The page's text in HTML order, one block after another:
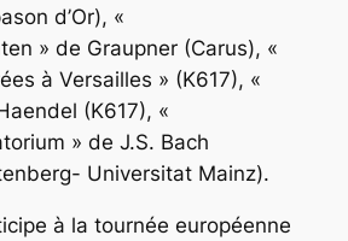
d’Or), «
» de Graupner (Carus), «
à Versailles » (K617), «
(K617), «
» de J.S. Bach
Universitat Mainz).
à la tournée européenne